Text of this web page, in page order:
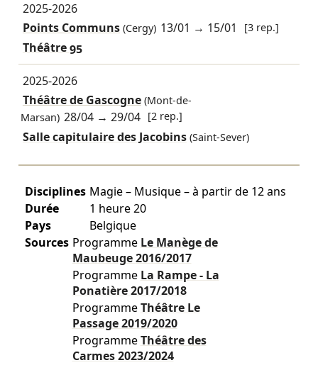
2025-2026
Points Communs(Cergy) 13/01 → 15/01 [3 rep.]
Théâtre 95
2025-2026
Théâtre de Gascogne(Mont-de-
Marsan) 28/04 →29/04 [2 rep.]
Salle capitulaire des Jacobins (Saint-Sever)
Disciplines Magie – Musique – à partir de 12 ans
Durée
1 heure 20
Pays
Belgique
Sources Programme Le Manège de
Maubeuge2016/2017
Programme La Rampe - La
Ponatière2017/2018
ProgrammeThéâtre Le
Passage2019/2020
ProgrammeThéâtre des
Carmes2023/2024